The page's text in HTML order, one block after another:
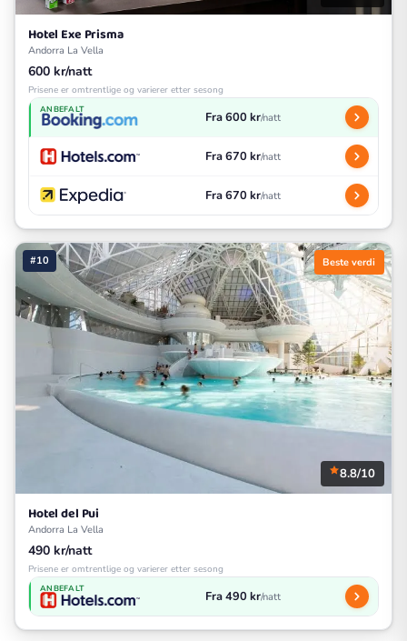
Hotel Exe Prisma
Andorra La Vella
600 kr/natt
Prisene er omtrentlige og varierer etter sesong
ANBEFALT Fra 600 kr/natt
Fra 670 kr/natt
Fra 670 kr/natt
#10 Beste verdi
8.8/10
Hotel del Pui
Andorra La Vella
490 kr/natt
Prisene er omtrentlige og varierer etter sesong
ANBEFALT Fra 490 kr/natt